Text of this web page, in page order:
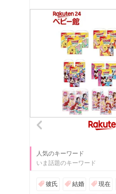
郡司恭子の
校・中学・小
さくら
郡司恭子の実
業・母親・
さくら
キムヨナの身
真集・ダイエ
まとめ
さくら